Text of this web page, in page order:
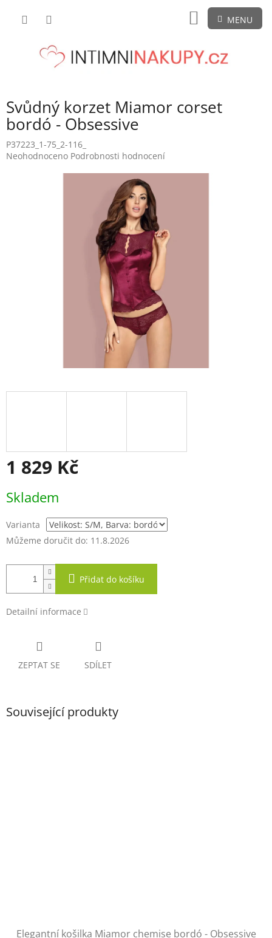
NÁKUPNÍ
KOŠÍK
Svůdný korzet Miamor corset
bordó - Obsessive
P37223_1-75_2-116_
Průměrné
Neohodnoceno Podrobnosti hodnocení
1 829 Kč
cena:
Skladem
Varianta
Můžeme doručit do: 11.8.2026
Přidat do košíku
Detailní informace
ZEPTAT SE SDÍLET
Související produkty
Elegantní košilka Miamor chemise bordó - Obsessive